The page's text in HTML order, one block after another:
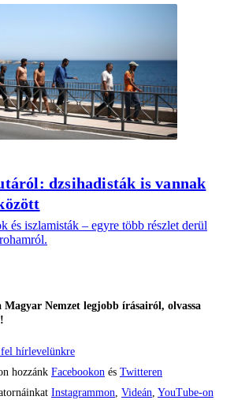
dzsihadisták is vannak
és iszlamisták – egyre több részlet derül
Magyar Nemzet legjobb írásairól, olvassa
hírlevelünkre
hozzánk Facebookon és Twitteren
Instagrammon, Videán, YouTube-on